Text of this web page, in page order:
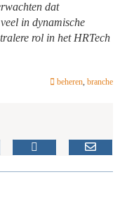
dat
in dynamische
rol in het HRTech
beheren, branche